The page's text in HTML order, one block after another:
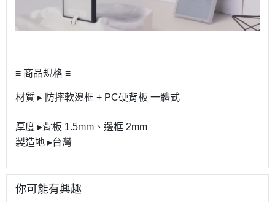
≡ 商品規格 ≡
材質 ▸ 防摔軟邊框 + PC硬背板 一體式
厚度 ▸背板 1.5mm、邊框 2mm
製造地 ▸台灣
你可能有興趣